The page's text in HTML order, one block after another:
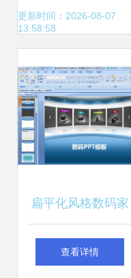
与优势
更新时间：2026-08-07
13:58:58
扁平化风格数码家
电产品展示PPT模
查看详情